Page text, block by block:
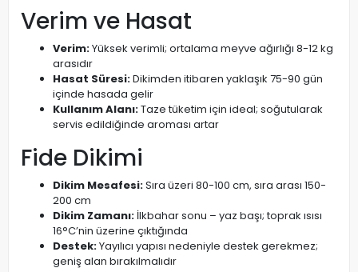
Verim ve Hasat
Verim:Yüksek verimli; ortalama meyve ağırlığı 8-12 kg
arasıdır
Hasat Süresi:Dikimden itibaren yaklaşık 75-90 gün
içinde hasada gelir
Kullanım Alanı:Taze tüketim için ideal; soğutularak
servis edildiğinde aroması artar
Fide Dikimi
Dikim Mesafesi:Sıra üzeri 80-100 cm, sıra arası 150-
200 cm
Dikim Zamanı: İlkbahar sonu – yaz başı; toprak ısısı
16°C’nin üzerine çıktığında
Destek:Yayılıcı yapısı nedeniyle destek gerekmez;
geniş alan bırakılmalıdır